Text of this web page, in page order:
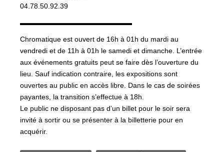
04.78.50.92.39
▬▬▬▬▬▬▬▬▬▬▬▬▬▬▬▬
Chromatique est ouvert de 16h à 01h du mardi au
vendredi et de 11h à 01h le samedi et dimanche. L’entrée
aux événements gratuits peut se faire dès l’ouverture du
lieu. Sauf indication contraire, les expositions sont
ouvertes au public en accès libre. Dans le cas de soirées
payantes, la transition s’effectue à 18h.
Le public ne disposant pas d’un billet pour le soir sera
invité à sortir ou se présenter à la billetterie pour en
acquérir.